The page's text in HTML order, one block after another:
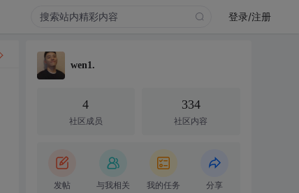
登录/注册
wen1.
4
社区成员
334
社区内容
发帖 与我相关 我的任务 分享